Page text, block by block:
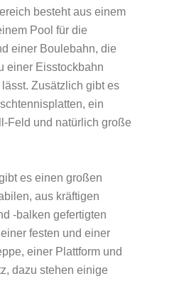
besteht aus einem
Pool für die
einer Boulebahn, die
einer Eisstockbahn
Zusätzlich gibt es
ein
Feld und natürlich große
es einen großen
aus kräftigen
-balken gefertigten
festen und einer
einer Plattform und
dazu stehen einige